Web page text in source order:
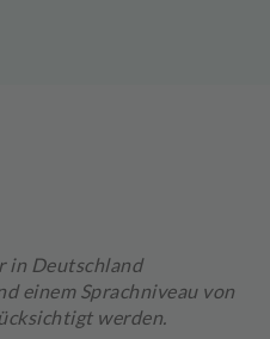
in Deutschland
einem Sprachniveau von
werden.